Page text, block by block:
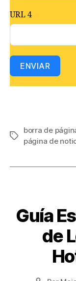
URL 4
ENVIAR
Etiquetas
borra de
página de
Guía
de